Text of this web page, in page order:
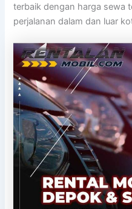
terbaik dengan harga sewa
perjalanan dalam dan luar